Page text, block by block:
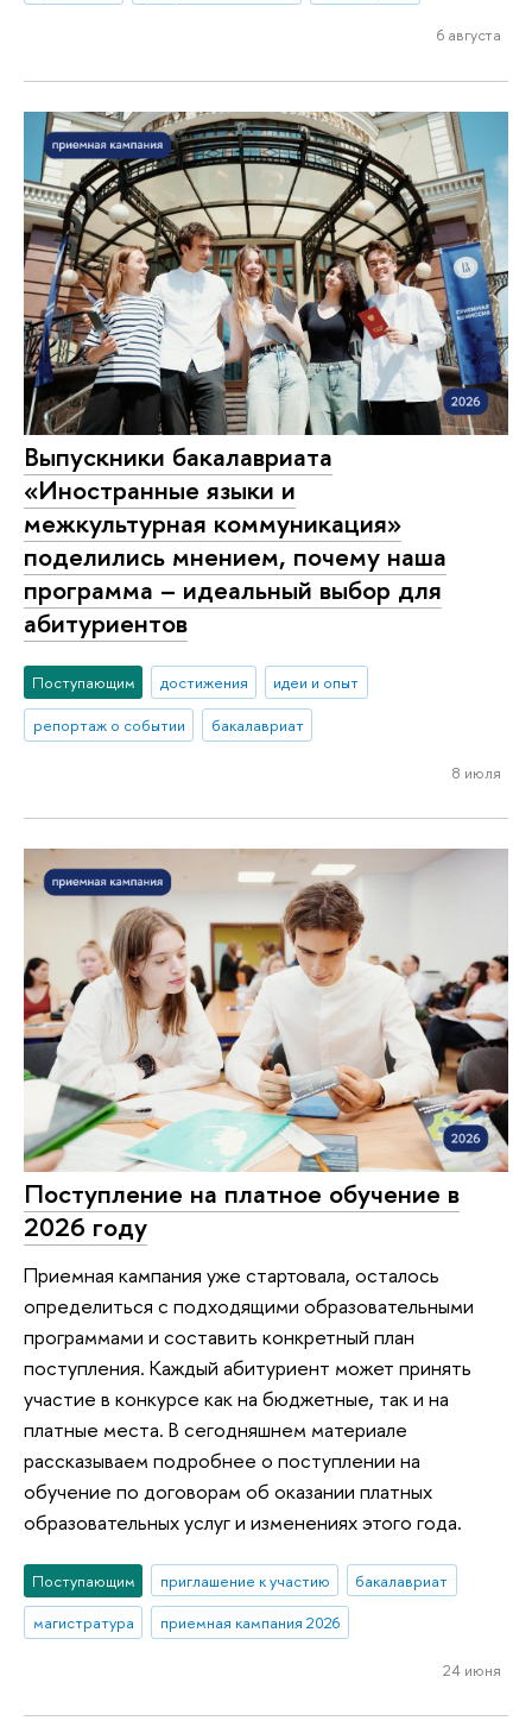
6 августа
Выпускники бакалавриата
«Иностранные языки и
межкультурная коммуникация»
поделились мнением, почему наша
программа – идеальный выбор для
абитуриентов
Поступающим достижения
идеи и опыт
репортаж о событии
бакалавриат
8 июля
Поступление на платное обучение в
2026 году
Приемная кампания уже стартовала, осталось
определиться с подходящими образовательными
программами и составить конкретный план
поступления. Каждый абитуриент может принять
участие в конкурсе как на бюджетные, так и на
платные места. В сегодняшнем материале
рассказываем подробнее о поступлении на
обучение по договорам об оказании платных
образовательных услуг и изменениях этого года.
Поступающим приглашение к участию
бакалавриат
магистратура
приемная кампания 2026
24 июня